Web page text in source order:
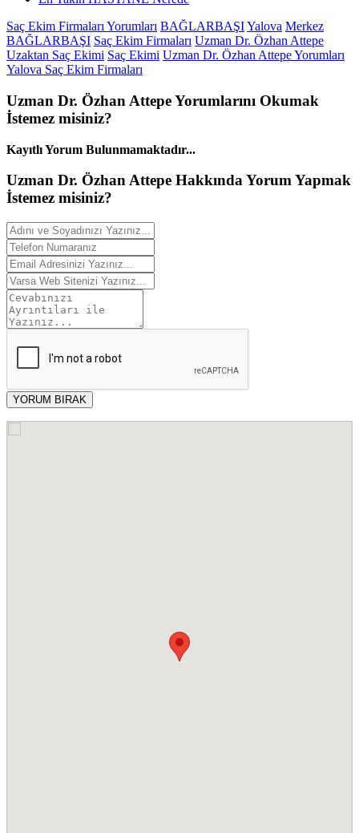
Saç Ekim Firmaları Yorumları BAĞLARBAŞIYalova Merkez
BAĞLARBAŞI Saç Ekim Firmaları Uzman Dr. Özhan Attepe
Uzaktan Saç Ekimi Saç Ekimi Uzman Dr. Özhan Attepe Yorumları
Yalova Saç Ekim Firmaları
Uzman Dr. Özhan AttepeYorumlarını Okumak
İstemez misiniz?
Kayıtlı Yorum Bulunmamaktadır...
Uzman Dr. Özhan Attepe HakkındaYorumYapmak
İstemez misiniz?
YORUM BIRAK